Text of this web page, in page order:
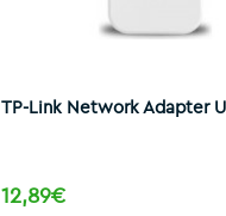
TP-Link Network Adapter
12,89€